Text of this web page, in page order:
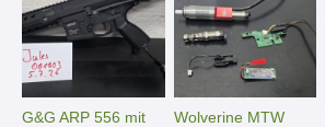
G&G ARP 556 mit
Wolverine MTW